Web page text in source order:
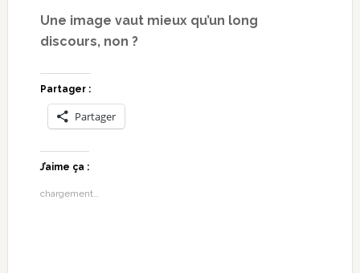
Une image vaut mieux qu’un long
discours, non ?
Partager :
Partager
J’aime ça :
chargement…